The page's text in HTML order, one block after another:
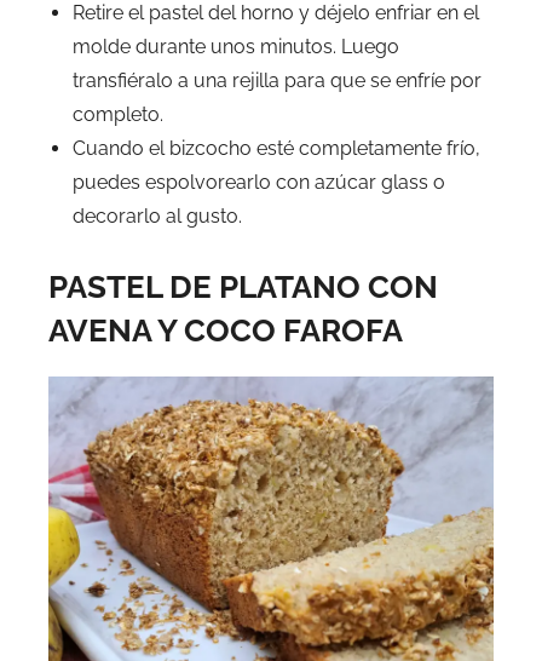
Retire el pastel del horno y déjelo enfriar en el
molde durante unos minutos. Luego
transfiéralo a una rejilla para que se enfríe por
completo.
Cuando el bizcocho esté completamente frío,
puedes espolvorearlo con azúcar glass o
decorarlo al gusto.
PASTEL DE PLATANO CON
AVENA Y COCO FAROFA